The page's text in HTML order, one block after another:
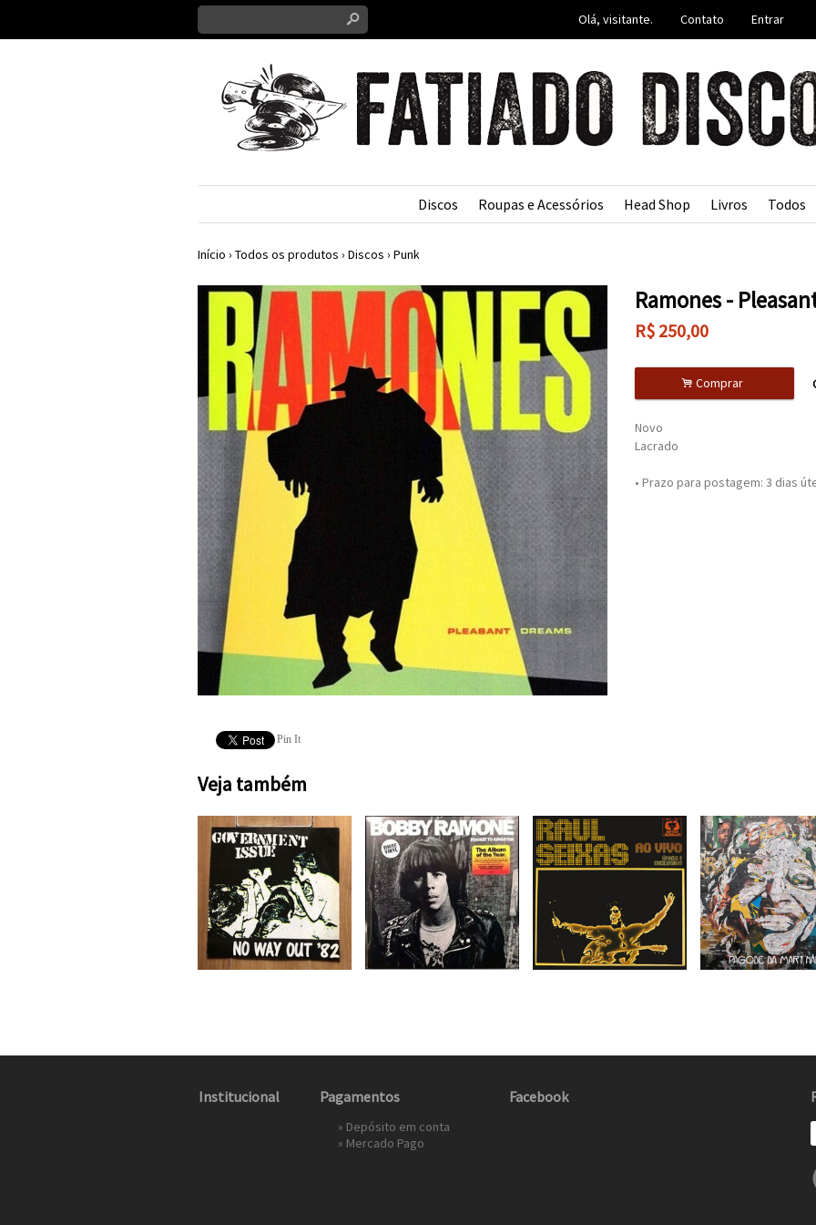
s Olá, visitante. Contato Entrar
Discos Roupas e Acessórios Head Shop Livros Todos
Início › Todos os produtos › Discos › Punk
Pin It
Ramones -
R$ 250,00
. Comprar
Novo
Lacrado
• Prazo para postagem: 3 dias
Veja também
Institucional Pagamentos
» Depósito em conta
» Mercado Pago
Facebook